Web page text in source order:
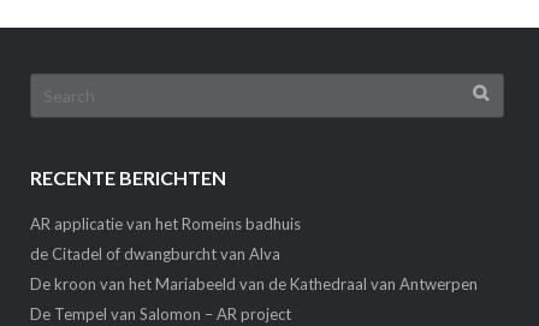
Search
for:
RECENTE BERICHTEN
AR applicatie van het Romeins badhuis
de Citadel of dwangburcht van Alva
De kroon van het Mariabeeld van de Kathedraal van Antwerpen
De Tempel van Salomon – AR project